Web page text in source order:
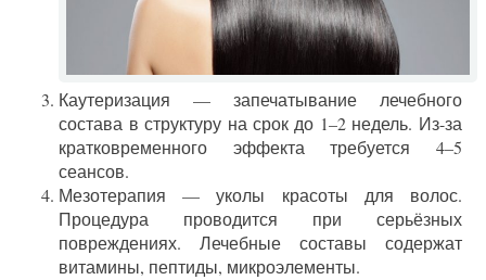
Каутеризация — запечатывание лечебного
состава в структуру на срок до 1–2 недель. Из-за
кратковременного эффекта требуется 4–5
сеансов.
Мезотерапия — уколы красоты для волос.
Процедура проводится при серьёзных
повреждениях. Лечебные составы содержат
витамины, пептиды, микроэлементы.